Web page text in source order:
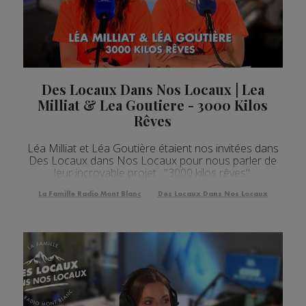
Des Locaux Dans Nos Locaux | Lea
Milliat & Lea Goutiere - 3000 Kilos
Rêves
Léa Milliat et Léa Goutière étaient nos invitées dans
Des Locaux dans Nos Locaux pour nous parler de
leur incroyable projet : "3000 kilos rêves".
La Famille Radio Mont Blanc Des Locaux Dans Nos Locaux